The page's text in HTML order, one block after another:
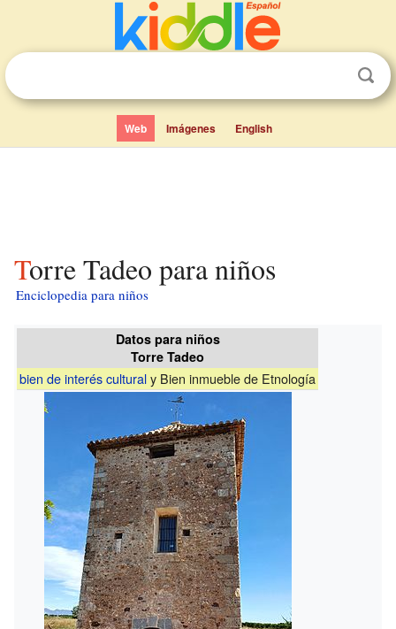
Web Imágenes English
Torre Tadeo para niños
Enciclopedia para niños
Datos para niños
Torre Tadeo
bien de interés culturaly Bien inmueble de Etnología